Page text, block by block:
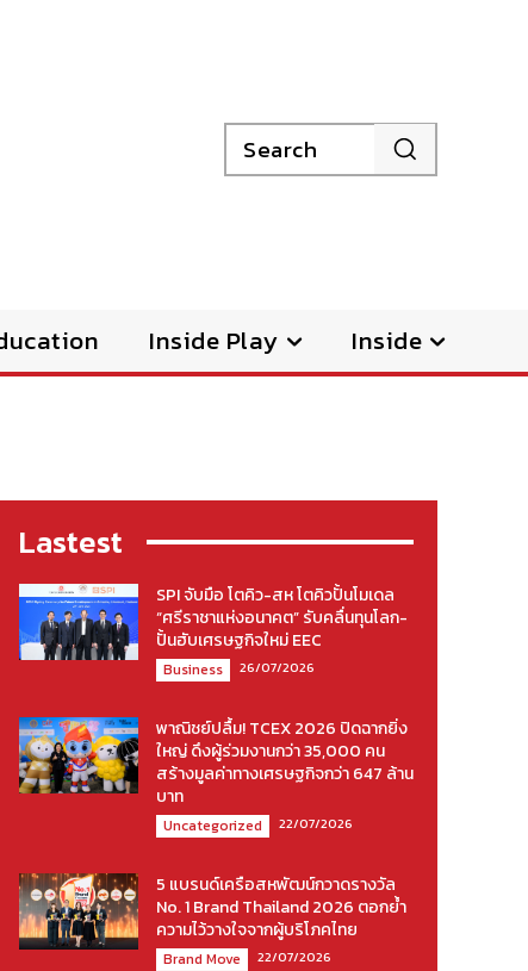
Search
Inside Play Inside
Lastest
SPI จับมือ โตคิว-สห โตคิวปั้นโมเดล
“ศรีราชาแห่งอนาคต” รับคลื่นทุนโลก-
ปั้นฮับเศรษฐกิจใหม่ EEC
Business 26/07/2026
พาณิชย์ปลื้ม! TCEX 2026 ปิดฉากยิ่ง
ใหญ่ ดึงผู้ร่วมงานกว่า 35,000 คน
สร้างมูลค่าทางเศรษฐกิจกว่า 647 ล้าน
บาท
Uncategorized 22/07/2026
5 แบรนด์เครือสหพัฒน์กวาดรางวัล
No. 1 Brand Thailand 2026 ตอกย้ำ
ความไว้วางใจจากผู้บริโภคไทย
Brand Move 22/07/2026